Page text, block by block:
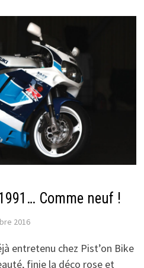
Comme neuf !
2016
entretenu chez Pist’on Bike
finie la déco rose et